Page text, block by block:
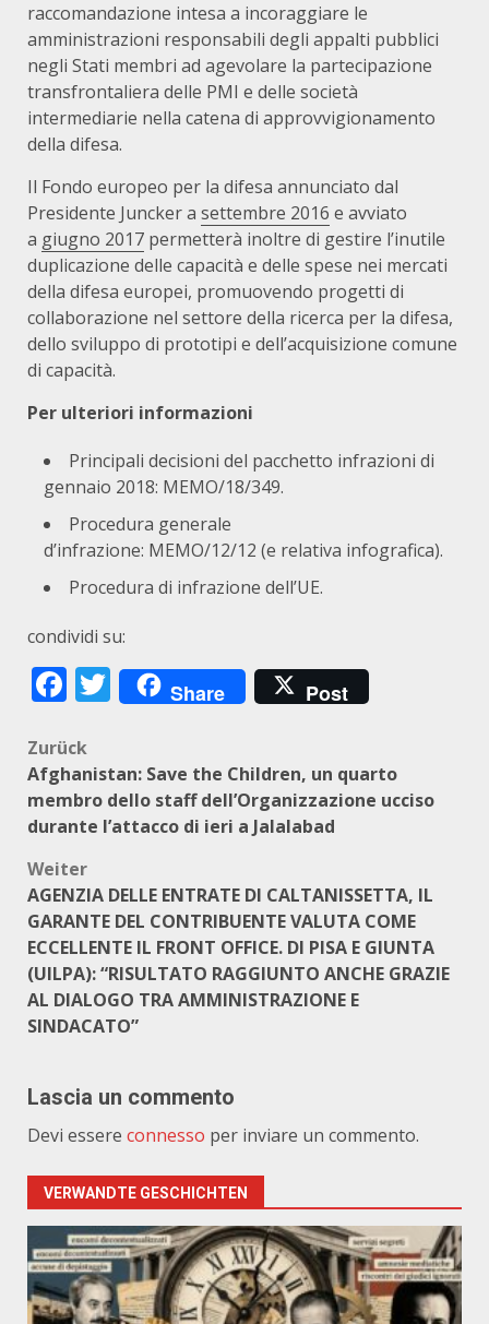
raccomandazione intesa a incoraggiare le
amministrazioni responsabili degli appalti pubblici
negli Stati membri ad agevolare la partecipazione
transfrontaliera delle PMI e delle società
intermediarie nella catena di approvvigionamento
della difesa.
Il Fondo europeo per la difesa annunciato dal
Presidente Juncker a settembre 2016 e avviato
a giugno 2017 permetterà inoltre di gestire l’inutile
duplicazione delle capacità e delle spese nei mercati
della difesa europei, promuovendo progetti di
collaborazione nel settore della ricerca per la difesa,
dello sviluppo di prototipi e dell’acquisizione comune
di capacità.
Per ulteriori informazioni
Principali decisioni del pacchetto infrazioni di
gennaio 2018: MEMO/18/349.
Procedura generale
d’infrazione: MEMO/12/12 (e relativa infografica).
Procedura di infrazione dell’UE.
condividi su:
Facebook
Twitter
Share Post
Beitragsnavigation
Zurück
Afghanistan: Save the Children, un quarto
membro dello staff dell’Organizzazione ucciso
durante l’attacco di ieri a Jalalabad
Weiter
AGENZIA DELLE ENTRATE DI CALTANISSETTA, IL
GARANTE DEL CONTRIBUENTE VALUTA COME
ECCELLENTE IL FRONT OFFICE. DI PISA E GIUNTA
(UILPA): “RISULTATO RAGGIUNTO ANCHE GRAZIE
AL DIALOGO TRA AMMINISTRAZIONE E
SINDACATO”
Lascia un commento
Devi essere connesso per inviare un commento.
VERWANDTE GESCHICHTEN